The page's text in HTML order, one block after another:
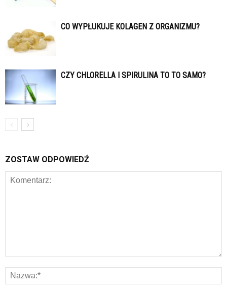
CO WYPŁUKUJE KOLAGEN Z ORGANIZMU?
CZY CHLORELLA I SPIRULINA TO TO SAMO?
ZOSTAW ODPOWIEDŹ